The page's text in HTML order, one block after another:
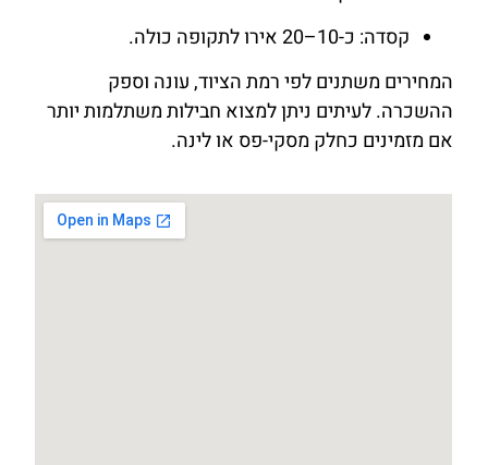
קסדה: כ-10–20 אירו לתקופה כולה.
המחירים משתנים לפי רמת הציוד, עונה וספק
ההשכרה. לעיתים ניתן למצוא חבילות משתלמות יותר
אם מזמינים כחלק מסקי-פס או לינה.